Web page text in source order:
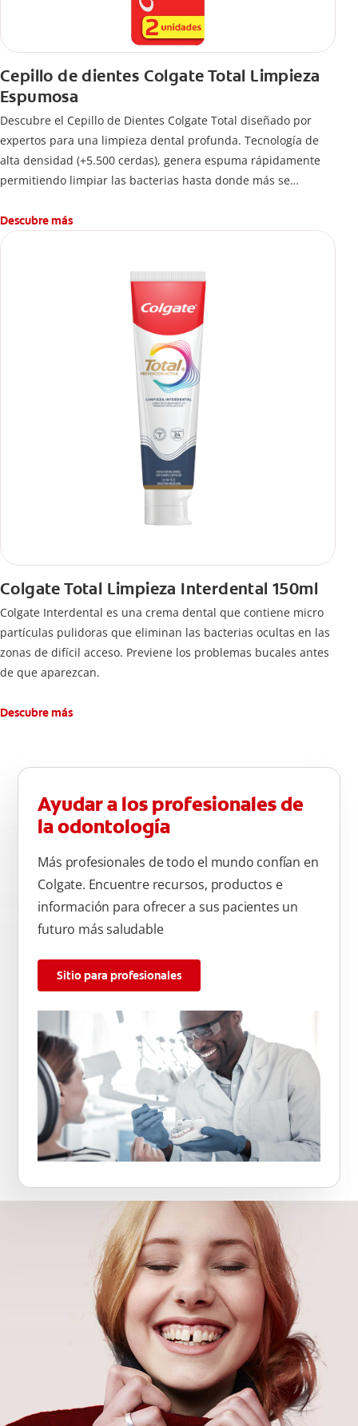
Cepillo de dientes Colgate Total Limpieza
Espumosa
Descubre el Cepillo de Dientes Colgate Total diseñado por
expertos para una limpieza dental profunda. Tecnología de
alta densidad (+5.500 cerdas), genera espuma rápidamente
permitiendo limpiar las bacterias hasta donde más se
Descubre más
Colgate Total Limpieza Interdental 150ml
Colgate Interdental es una crema dental que contiene micro
partículas pulidoras que eliminan las bacterias ocultas en las
zonas de difícil acceso. Previene los problemas bucales antes
de que aparezcan.
Descubre más
Ayudar a los profesionales de
la odontología
Más profesionales de todo el mundo confían en
Colgate. Encuentre recursos, productos e
información para ofrecer a sus pacientes un
futuro más saludable
Sitio para profesionales